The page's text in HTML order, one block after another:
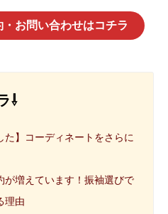
お問い合わせはコチラ
⇩
た】コーディネートをさらに
が増えています！振袖選びで
理由